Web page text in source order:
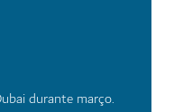
durante março.